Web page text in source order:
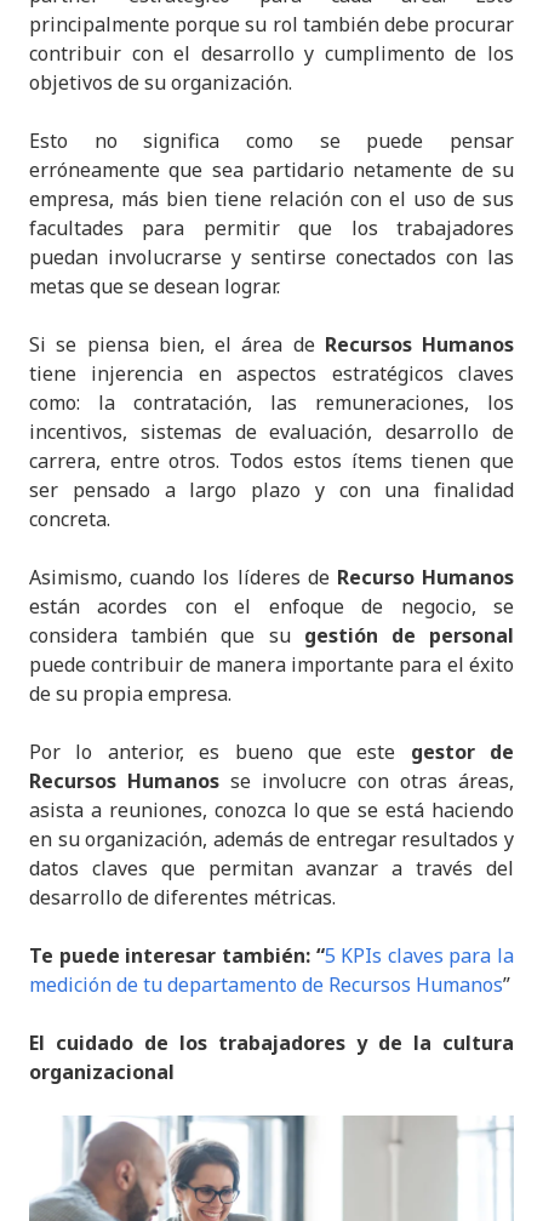
principalmente porque su rol también debe procurar
contribuir con el desarrollo y cumplimento de los
objetivos de su organización.
Esto no significa como se puede pensar
erróneamente que sea partidario netamente de su
empresa, más bien tiene relación con el uso de sus
facultades para permitir que los trabajadores
puedan involucrarse y sentirse conectados con las
metas que se desean lograr.
Si se piensa bien, el área de Recursos Humanos
tiene injerencia en aspectos estratégicos claves
como: la contratación, las remuneraciones, los
incentivos, sistemas de evaluación, desarrollo de
carrera, entre otros. Todos estos ítems tienen que
ser pensado a largo plazo y con una finalidad
concreta.
Asimismo, cuando los líderes de Recurso Humanos
están acordes con el enfoque de negocio, se
considera también que su gestión de personal
puede contribuir de manera importante para el éxito
de su propia empresa.
Por lo anterior, es bueno que este gestor de
Recursos Humanos se involucre con otras áreas,
asista a reuniones, conozca lo que se está haciendo
en su organización, además de entregar resultados y
datos claves que permitan avanzar a través del
desarrollo de diferentes métricas.
Te puede interesar también: “5 KPIs claves para la
medición de tu departamento de Recursos Humanos”
El cuidado de los trabajadores y de la cultura
organizacional